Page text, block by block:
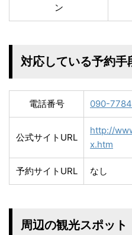
ン
対応している予約手
電話番号 090-
公式サイトURL
http://
x.htm
予約サイトURL なし
周辺の観光スポット